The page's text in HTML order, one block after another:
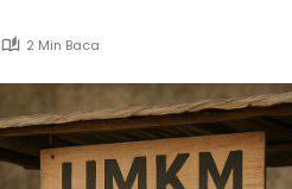
2 Min Baca